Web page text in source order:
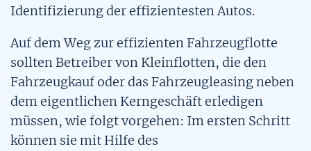
FAQs
Handel und Hersteller
Verbraucherinnen und Verbraucher
10 Mythen und Fakten zur Elektromobilität
Umweltvorteile von Elektroautos
Reichweiten und Ladeinfrastruktur
Kostenfaktoren alternativer Antriebe
Pkw-Kostenrechner
Vergleich Alternative Antriebe
CO2-Rechner
Mobilitätsquartett
Identifizierung der effizientesten Autos.
Auf dem Weg zur effizienten Fahrzeugflotte
sollten Betreiber von Kleinflotten, die den
Fahrzeugkauf oder das Fahrzeugleasing neben
dem eigentlichen Kerngeschäft erledigen
müssen, wie folgt vorgehen: Im ersten Schritt
können sie mit Hilfe des